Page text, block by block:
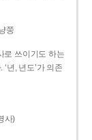
쭝
로 쓰이기도 하는
년, 년도’가 의존
사)